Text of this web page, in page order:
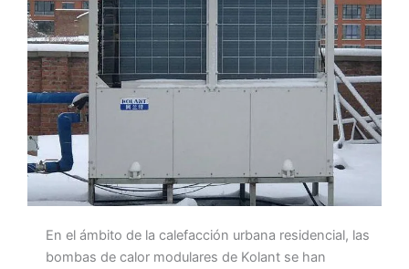
En el ámbito de la calefacción urbana residencial, las
bombas de calor modulares de Kolant se han